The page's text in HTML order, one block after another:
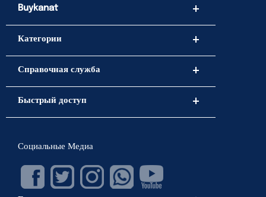
Buykanat
Категории
Справочная служба
Быстрый доступ
Социальные Медиа